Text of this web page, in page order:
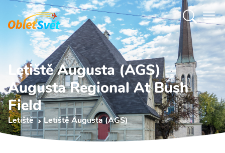
Letiště Augusta (AGS)
Augusta Regional At Bush
Field
Letiště Letiště Augusta (AGS)